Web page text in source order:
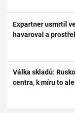
Expartner usmrtil
havaroval a
Válka skladů:
centra, k míru to